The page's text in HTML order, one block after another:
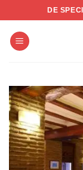
to
content
DE